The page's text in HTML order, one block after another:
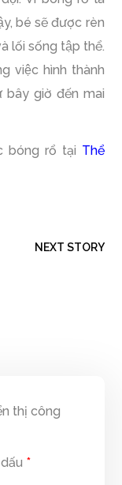
bé sẽ được rèn
lối sống tập thể.
việc hình thành
bây giờ đến mai
bóng rổ tại Thể
NEXT STORY
thị công
*